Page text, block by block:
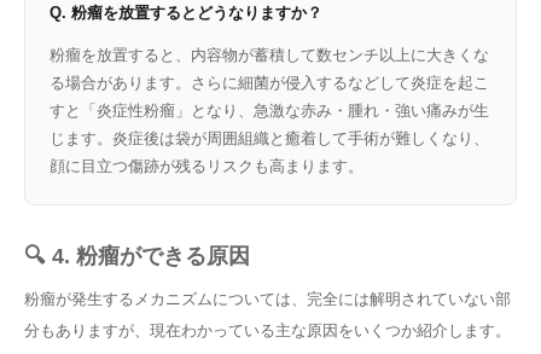
Q. 粉瘤を放置するとどうなりますか？
粉瘤を放置すると、内容物が蓄積して数センチ以上に大きくな
る場合があります。さらに細菌が侵入するなどして炎症を起こ
すと「炎症性粉瘤」となり、急激な赤み・腫れ・強い痛みが生
じます。炎症後は袋が周囲組織と癒着して手術が難しくなり、
顔に目立つ傷跡が残るリスクも高まります。
🔍 4. 粉瘤ができる原因
粉瘤が発生するメカニズムについては、完全には解明されていない部
分もありますが、現在わかっている主な原因をいくつか紹介します。